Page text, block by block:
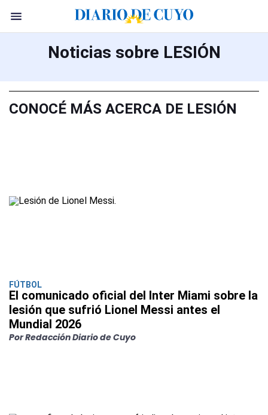
Noticias sobre LESIÓN
CONOCÉ MÁS ACERCA DE LESIÓN
FÚTBOL
El comunicado oficial del Inter Miami sobre la
lesión que sufrió Lionel Messi antes el
Mundial 2026
Por Redacción Diario de Cuyo